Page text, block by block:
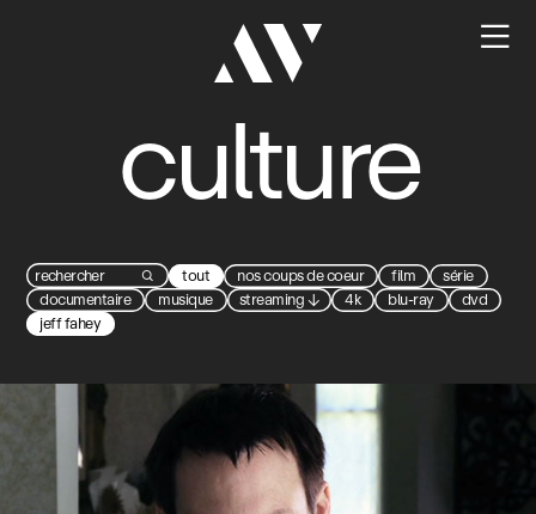

culture
 tout nos coups de coeur film
série
documentaire
musique streaming↓ 4k blu-ray
dvd
jeff fahey